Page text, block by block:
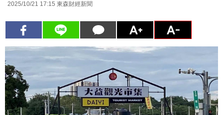
2025/10/21 17:15 東森財經新聞